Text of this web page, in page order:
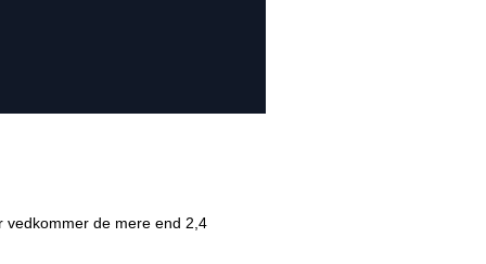
vedkommer de mere end 2,4